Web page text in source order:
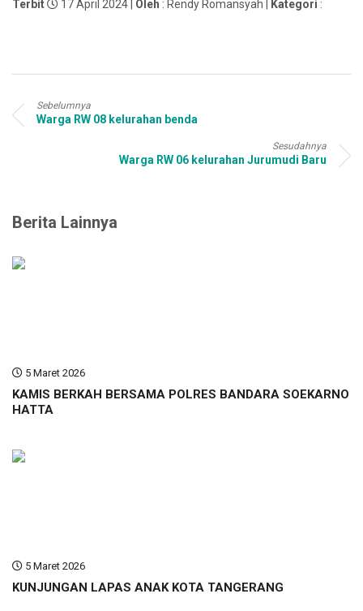
Terbit 17 April 2024 | Oleh : Rendy Romansyah | Kategori :
Sebelumnya
Warga RW 08 kelurahan benda
Sesudahnya
Warga RW 06 kelurahan Jurumudi Baru
Berita Lainnya
5 Maret 2026
KAMIS BERKAH BERSAMA POLRES BANDARA SOEKARNO
HATTA
5 Maret 2026
KUNJUNGAN LAPAS ANAK KOTA TANGERANG